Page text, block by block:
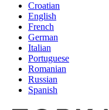
Croatian
English
French
German
Italian
Portuguese
Romanian
Russian
Spanish